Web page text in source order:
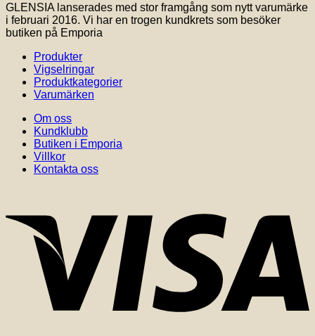
GLENSIA lanserades med stor framgång som nytt varumärke
i februari 2016. Vi har en trogen kundkrets som besöker
butiken på Emporia
Produkter
Vigselringar
Produktkategorier
Varumärken
Om oss
Kundklubb
Butiken i Emporia
Villkor
Kontakta oss